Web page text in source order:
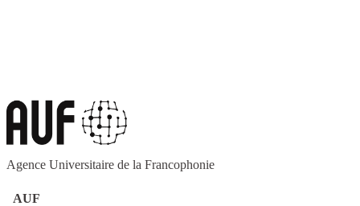
Agence Universitaire de la Francophonie
AUF